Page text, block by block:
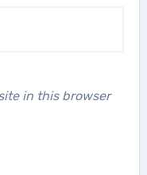
in this browser